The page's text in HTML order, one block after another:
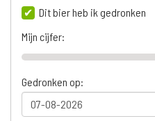
Dit bier heb ik gedronken
Mijn cijfer:
Gedronken op: